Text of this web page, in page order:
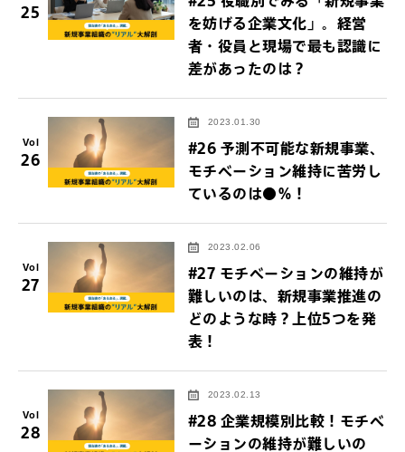
25
を妨げる企業文化」。経営
者・役員と現場で最も認識に
差があったのは？
Vol
26
2023.01.30
#26 予測不可能な新規事業、
モチベーション維持に苦労し
ているのは●％！
Vol
27
2023.02.06
#27 モチベーションの維持が
難しいのは、新規事業推進の
どのような時？上位5つを発
表！
Vol
28
2023.02.13
#28 企業規模別比較！モチベ
ーションの維持が難しいの